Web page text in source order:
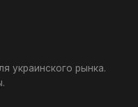
украинского рынка.